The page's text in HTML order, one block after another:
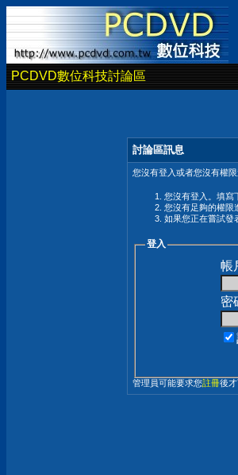
PCDVD數位科技討論區
討論區訊息
您沒有登入或者您沒有權
您沒有登入。填寫
您沒有足夠的權限
如果您正在嘗試發
登入
帳
密
管理員可能要求您註冊後才